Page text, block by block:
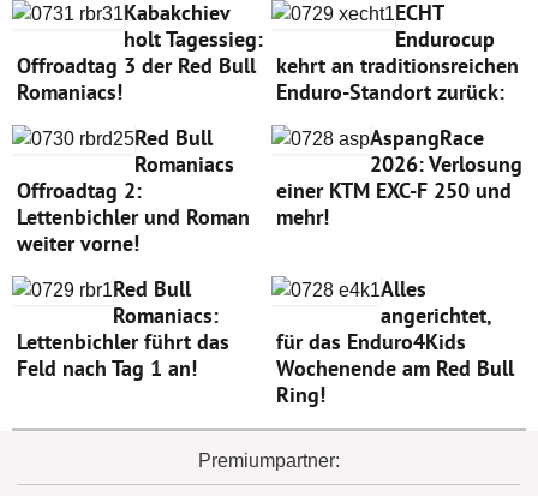
Kabakchiev
holt Tagessieg:
Offroadtag 3 der Red Bull
Romaniacs!
ECHT
Endurocup
kehrt an traditionsreichen
Enduro-Standort zurück:
Red Bull
Romaniacs
Offroadtag 2:
Lettenbichler und Roman
weiter vorne!
AspangRace
2026: Verlosung
einer KTM EXC-F 250 und
mehr!
Red Bull
Romaniacs:
Lettenbichler führt das
Feld nach Tag 1 an!
Alles
angerichtet,
für das Enduro4Kids
Wochenende am Red Bull
Ring!
Premiumpartner: